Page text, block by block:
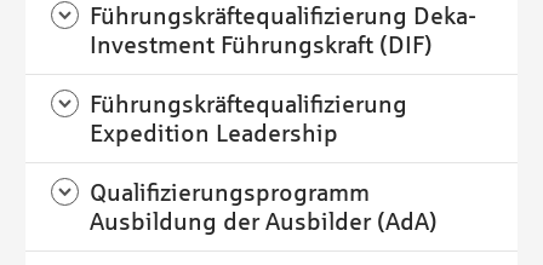
Führungskräftequalifizierung Deka-
Investment Führungskraft (DIF)
Führungskräftequalifizierung
Expedition Leadership
Qualifizierungsprogramm
Ausbildung der Ausbilder (AdA)